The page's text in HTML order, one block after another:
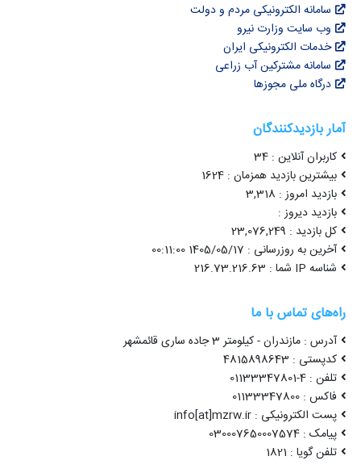
سامانه الکترونیکی مردم و دولت
وب سایت وزارت نیرو
خدمات الکترونیکی ایران
سامانه مشترکین آب زراعی
درگاه ملی مجوزها
آمار بازدیدکنندگان
کاربران آنلاین : 34
بیشترین بازدید همزمان : 1624
بازدید امروز : 3,318
بازدید دیروز :
کل بازدید : 23,076,249
آخرین به روزرسانی : 1405/05/17 00:11:00
شناسه IP شما : 216.73.216.63
راه‌های تماس با ما
آدرس : مازندران - کیلومتر 3 جاده ساری قائمشهر
کدپستی : 4815898643
تلفن : 4-01133347801
فاکس : 01133347800
پست الکترونیکی : info[at]mzrw.ir
پیامک : 030007650007574
تلفن گویا : 1821